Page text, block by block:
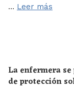
… Leer más
La enfermera
de protección